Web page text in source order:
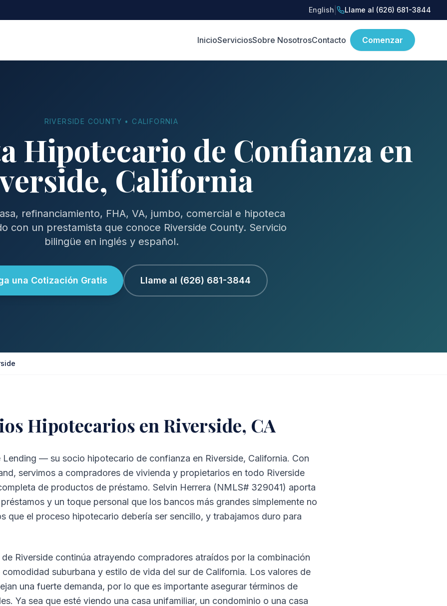
English Llame al (626) 681-3844
InicioServiciosSobre NosotrosContacto Comenzar
RIVERSIDE COUNTY • CALIFORNIA
Hipotecario de Confianza en
California
refinanciamiento, FHA, VA, jumbo, comercial e hipoteca
con un prestamista que conoce Riverside County. Servicio
bilingüe en inglés y español.
una Cotización Gratis Llame al (626) 681-3844
Hipotecarios en Riverside, CA
Lending — su socio hipotecario de confianza en Riverside, California. Con
servimos a compradores de vivienda y propietarios en todo Riverside
de productos de préstamo. Selvin Herrera (NMLS# 329041) aporta
y un toque personal que los bancos más grandes simplemente no
que el proceso hipotecario debería ser sencillo, y trabajamos duro para
Riverside continúa atrayendo compradores atraídos por la combinación
suburbana y estilo de vida del sur de California. Los valores de
una fuerte demanda, por lo que es importante asegurar términos de
Ya sea que esté viendo una casa unifamiliar, un condominio o una casa